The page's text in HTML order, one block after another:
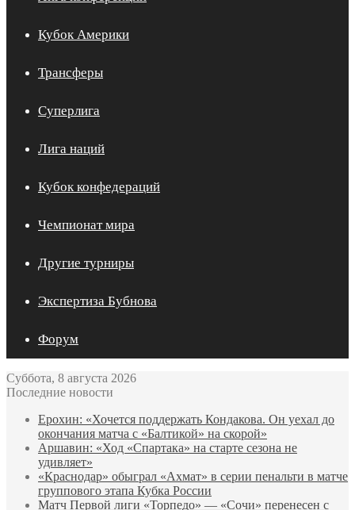
Кубок Америки
Трансферы
Суперлига
Лига наций
Кубок конфедераций
Чемпионат мира
Другие турниры
Экспертиза Бубнова
Форум
Суббота, 8 августа 2026
Последние новости
Ерохин: «Хочется поддержать Кондакова. Он уехал до
окончания матча с «Балтикой» на скорой»
Аршавин: «Ход «Спартака» на старте сезона не
удивляет»
«Краснодар» обыграл «Ахмат» в серии пенальти в матче
группового этапа Кубка России
Матч Первой лиги «Торпедо» — «Сочи» перенесен с